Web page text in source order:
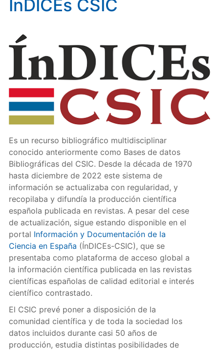
ÍnDICEs CSIC
Es un recurso bibliográfico multidisciplinar
conocido anteriormente como Bases de datos
Bibliográficas del CSIC. Desde la década de 1970
hasta diciembre de 2022 este sistema de
información se actualizaba con regularidad, y
recopilaba y difundía la producción científica
española publicada en revistas. A pesar del cese
de actualización, sigue estando disponible en el
portal Información y Documentación de la
Ciencia en España (ÍnDICEs-CSIC), que se
presentaba como plataforma de acceso global a
la información científica publicada en las revistas
científicas españolas de calidad editorial e interés
científico contrastado.
El CSIC prevé poner a disposición de la
comunidad científica y de toda la sociedad los
datos incluidos durante casi 50 años de
producción, estudia distintas posibilidades de